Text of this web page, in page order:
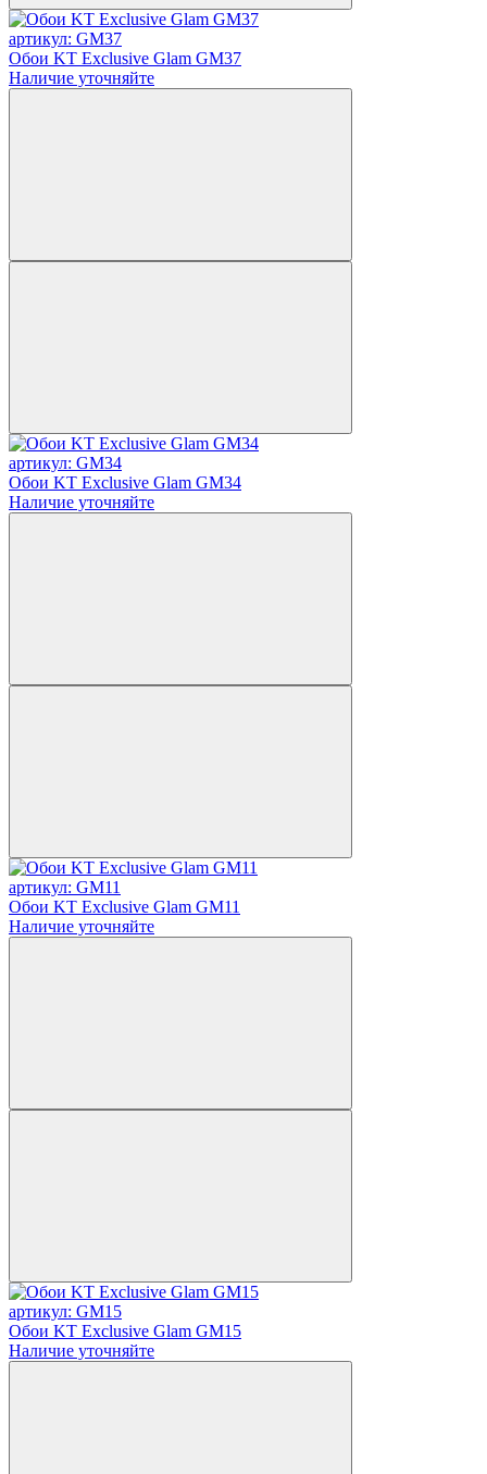
артикул: GM37
Обои KT Exclusive Glam GM37
Наличие уточняйте
артикул: GM34
Обои KT Exclusive Glam GM34
Наличие уточняйте
артикул: GM11
Обои KT Exclusive Glam GM11
Наличие уточняйте
артикул: GM15
Обои KT Exclusive Glam GM15
Наличие уточняйте